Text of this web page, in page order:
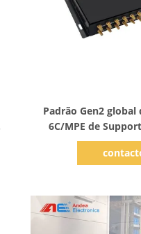
Padrão Gen2 global
6C/MPE de
frequência
as 18 antenas para a